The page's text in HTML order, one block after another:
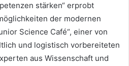
stärken“ erprobt
der modernen
Science Café“, einer von
und logistisch vorbereiteten
aus Wissenschaft und